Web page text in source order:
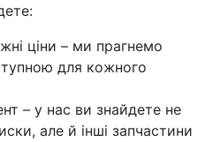
ціни – ми прагнемо
для кожного
– у нас ви знайдете не
але й інші запчастини